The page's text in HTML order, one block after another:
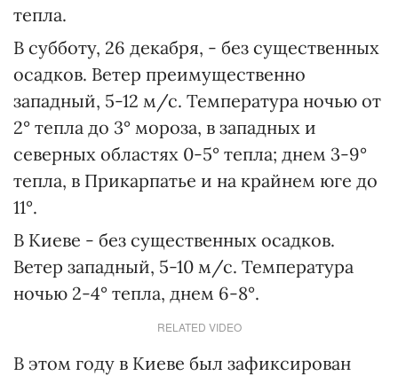
тепла.
В субботу, 26 декабря, - без существенных
осадков. Ветер преимущественно
западный, 5-12 м/с. Температура ночью от
2° тепла до 3° мороза, в западных и
северных областях 0-5° тепла; днем 3-9°
тепла, в Прикарпатье и на крайнем юге до
11°.
В Киеве - без существенных осадков.
Ветер западный, 5-10 м/с. Температура
ночью 2-4° тепла, днем 6-8°.
RELATED VIDEO
В этом году в Киеве был зафиксирован